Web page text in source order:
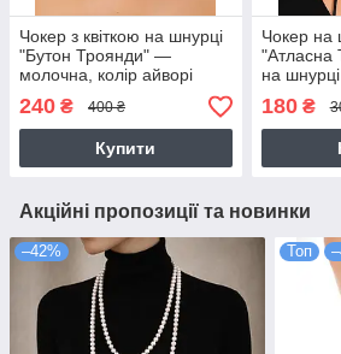
Чокер з квіткою на шнурці
"Бутон Троянди" —
молочна, колір айворі
240 ₴ 400 ₴
Купити
Чокер на
"Атласна
на шнурці
180₴
Акційні пропозиції та новинки
–42% Топ